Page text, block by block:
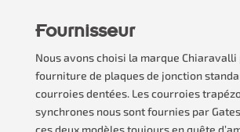
Fournisseur
Nous avons choisi la marque Chiaravalli
fourniture de plaques de jonction
courroies dentées. Les courroies
synchrones nous sont fournies par